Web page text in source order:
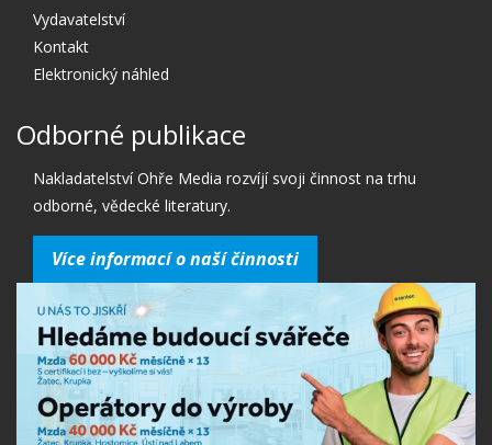
Vydavatelství
Kontakt
Elektronický náhled
Odborné publikace
Nakladatelství Ohře Media rozvíjí svoji činnost na trhu
odborné, vědecké literatury.
Více informací o naší činnosti